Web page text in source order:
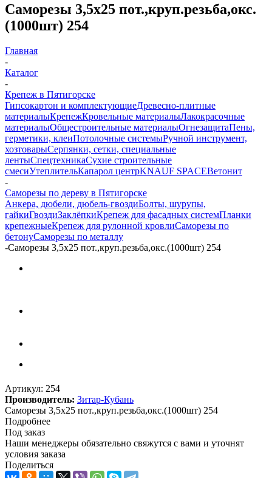
Саморезы 3,5х25 пот.,круп.резьба,окс.
(1000шт) 254
Главная
-
Каталог
-
Крепеж в Пятигорске
Гипсокартон и комплектующиеДревесно-плитные
материалыКрепежКровельные материалыЛакокрасочные
материалыОбщестроительные материалыОгнезащитаПены,
герметики, клеиПотолочные системыРучной инструмент,
хозтоварыСерпянки, сетки, специальные
лентыСпецтехникаСухие строительные
смесиУтеплительКапарол центрKNAUF SPACEВетонит
-
Саморезы по дереву в Пятигорске
Анкера, дюбели, дюбель-гвоздиБолты, шурупы,
гайкиГвоздиЗаклёпкиКрепеж для фасадных системПланки
крепежныеКрепеж для рулонной кровлиСаморезы по
бетонуСаморезы по металлу
-Саморезы 3,5х25 пот.,круп.резьба,окс.(1000шт) 254
Артикул: 254
Производитель: Зитар-Кубань
Саморезы 3,5х25 пот.,круп.резьба,окс.(1000шт) 254
Подробнее
Под заказ
Наши менеджеры обязательно свяжутся с вами и уточнят
условия заказа
Поделиться